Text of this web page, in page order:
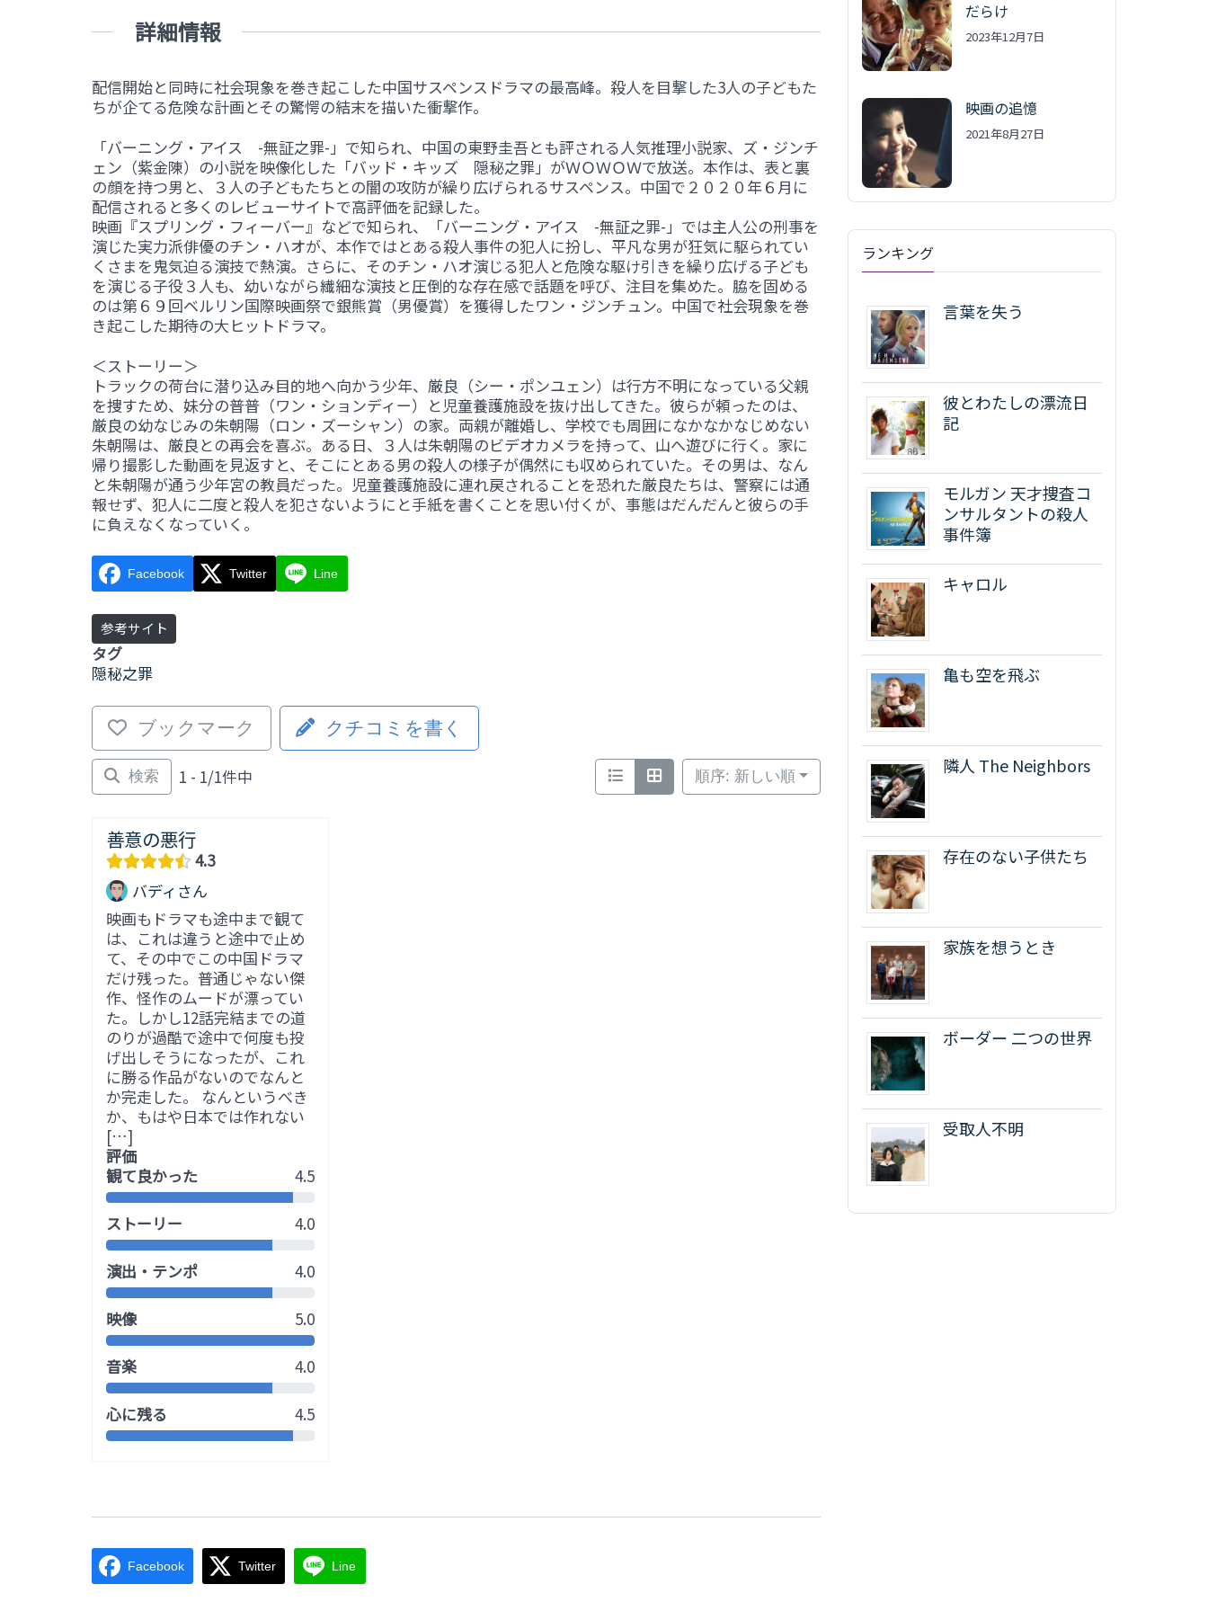
詳細情報
配信開始と同時に社会現象を巻き起こした中国サスペンスドラマの最高峰。殺人を目撃した3人の子どもた
ちが企てる危険な計画とその驚愕の結末を描いた衝撃作。
「バーニング・アイス -無証之罪-」で知られ、中国の東野圭吾とも評される人気推理小説家、ズ・ジンチ
ェン（紫金陳）の小説を映像化した「バッド・キッズ 隠秘之罪」がＷＯＷＯＷで放送。本作は、表と裏
の顔を持つ男と、３人の子どもたちとの闇の攻防が繰り広げられるサスペンス。中国で２０２０年６月に
配信されると多くのレビューサイトで高評価を記録した。
映画『スプリング・フィーバー』などで知られ、「バーニング・アイス -無証之罪-」では主人公の刑事を
演じた実力派俳優のチン・ハオが、本作ではとある殺人事件の犯人に扮し、平凡な男が狂気に駆られてい
くさまを鬼気迫る演技で熱演。さらに、そのチン・ハオ演じる犯人と危険な駆け引きを繰り広げる子ども
を演じる子役３人も、幼いながら繊細な演技と圧倒的な存在感で話題を呼び、注目を集めた。脇を固める
のは第６９回ベルリン国際映画祭で銀熊賞（男優賞）を獲得したワン・ジンチュン。中国で社会現象を巻
き起こした期待の大ヒットドラマ。
＜ストーリー＞
トラックの荷台に潜り込み目的地へ向かう少年、厳良（シー・ポンユェン）は行方不明になっている父親
を捜すため、妹分の普普（ワン・ションディー）と児童養護施設を抜け出してきた。彼らが頼ったのは、
厳良の幼なじみの朱朝陽（ロン・ズーシャン）の家。両親が離婚し、学校でも周囲になかなかなじめない
朱朝陽は、厳良との再会を喜ぶ。ある日、３人は朱朝陽のビデオカメラを持って、山へ遊びに行く。家に
帰り撮影した動画を見返すと、そこにとある男の殺人の様子が偶然にも収められていた。その男は、なん
と朱朝陽が通う少年宮の教員だった。児童養護施設に連れ戻されることを恐れた厳良たちは、警察には通
報せず、犯人に二度と殺人を犯さないようにと手紙を書くことを思い付くが、事態はだんだんと彼らの手
に負えなくなっていく。
Facebook Twitter Line
参考サイト
タグ
隠秘之罪
ブックマーク クチコミを書く
検索 1 - 1/1件中 順序: 新しい順
善意の悪行
4.3
バディさん
映画もドラマも途中まで観て
は、これは違うと途中で止め
て、その中でこの中国ドラマ
だけ残った。普通じゃない傑
作、怪作のムードが漂ってい
た。しかし12話完結までの道
のりが過酷で途中で何度も投
げ出しそうになったが、これ
に勝る作品がないのでなんと
か完走した。 なんというべき
か、もはや日本では作れない
[…]
評価
観て良かった
4.5
ストーリー 4.0
演出・テンポ 4.0
映像 5.0
音楽 4.0
心に残る 4.5
Facebook Twitter Line
だらけ
2023年12月7日
映画の追憶
2021年8月27日
ランキング
言葉を失う
彼とわたしの漂流日
記
モルガン 天才捜査コ
ンサルタントの殺人
事件簿
キャロル
亀も空を飛ぶ
隣人 The Neighbors
存在のない子供たち
家族を想うとき
ボーダー 二つの世界
受取人不明